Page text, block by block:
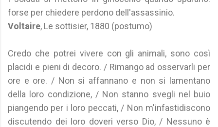
forse per chiedere perdono dell'assassinio.
Voltaire, Le sottisier, 1880 (postumo)
Credo che potrei vivere con gli animali, sono così
placidi e pieni di decoro. / Rimango ad osservarli per
ore e ore. / Non si affannano e non si lamentano
della loro condizione, / Non stanno svegli nel buio
piangendo per i loro peccati, / Non m'infastidiscono
discutendo dei loro doveri verso Dio, / Nessuno è